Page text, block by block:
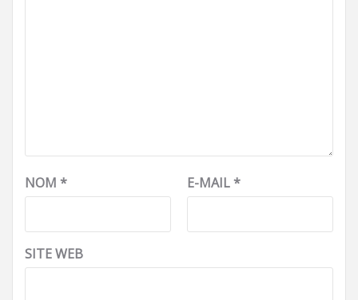
NOM * E-MAIL*
SITE WEB